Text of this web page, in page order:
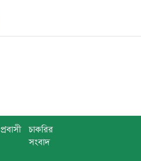
প্রবাসী
চাকরির
সংবাদ